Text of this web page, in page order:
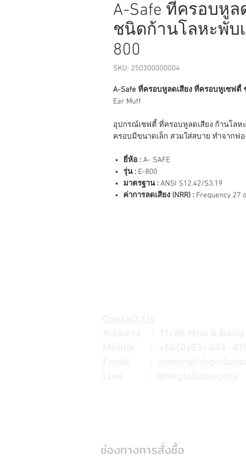
A-Safe ที่ครอบหู
ชนิดก้านโลหะพับเ
800
SKU: 250300000004
A-Safe ที่ครอบหูลดเสียง ที่ครอบหูเซฟตี้
Ear Muff
อุปกรณ์เซฟตี้ ที่ครอบหูลดเสียง ก้านโลห
ครอบมีขนาดเล็ก สวมใส่สบาย ทำจากฟ
ยี่ห้อ : A- SAFE
รุ่น : E-800
มาตรฐาน : ANSI S12.42/S3.19
ค่าการลดเสียง (NRR) : Frequency 27
ช่องทางการสั่งซื้อ